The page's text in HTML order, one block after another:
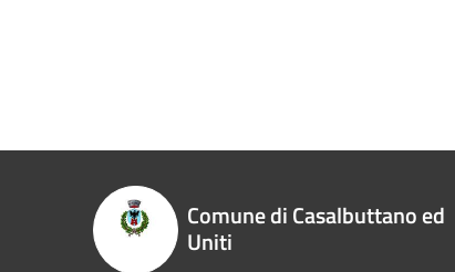
Comune di Casalbuttano ed
Uniti